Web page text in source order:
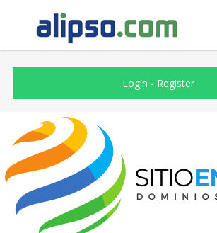
Login - Register